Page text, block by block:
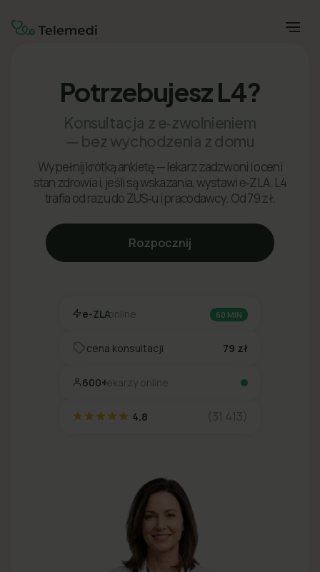
Potrzebujesz L4?
Konsultacja z e‑zwolnieniem
— bez wychodzenia z domu
Wypełnij krótką ankietę — lekarz zadzwoni i oceni
stan zdrowia i, jeśli są wskazania, wystawi e‑ZLA. L4
trafia od razu do ZUS‑u i pracodawcy. Od 79 zł.
Rozpocznij
e-ZLAonline 60 MIN
cena konsultacji 79 zł
600+lekarzy online
4.8 (31 413)